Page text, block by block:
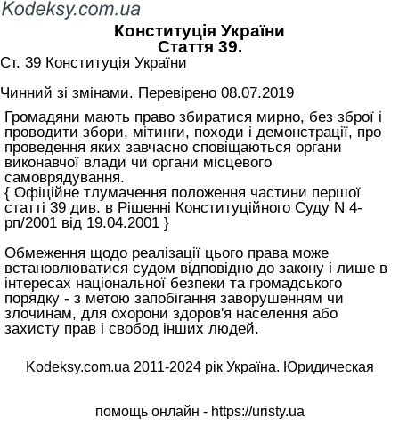
Конституція України
Стаття 39.
Ст. 39 Конституція України
Чинний зі змінами. Перевірено 08.07.2019
Громадяни мають право збиратися мирно, без зброї і
проводити збори, мітинги, походи і демонстрації, про
проведення яких завчасно сповіщаються органи
виконавчої влади чи органи місцевого
самоврядування.
{ Офіційне тлумачення положення частини першої
статті 39 див. в Рішенні Конституційного Суду N 4-
рп/2001 від 19.04.2001 }
Обмеження щодо реалізації цього права може
встановлюватися судом відповідно до закону і лише в
інтересах національної безпеки та громадського
порядку - з метою запобігання заворушенням чи
злочинам, для охорони здоров'я населення або
захисту прав і свобод інших людей.
Kodeksy.com.ua 2011-2024 рік Україна. Юридическая
помощь онлайн - https://uristy.ua